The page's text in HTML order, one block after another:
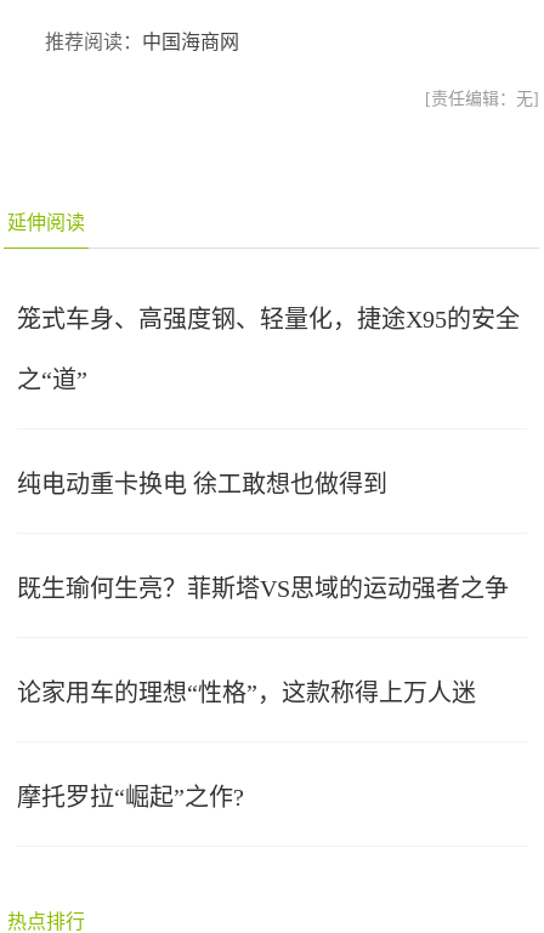
推荐阅读： 中国海商网
[责任编辑：无]
延伸阅读
笼式车身、高强度钢、轻量化，捷途X95的安全
之“道”
纯电动重卡换电 徐工敢想也做得到
既生瑜何生亮？菲斯塔VS思域的运动强者之争
论家用车的理想“性格”，这款称得上万人迷
摩托罗拉“崛起”之作?
热点排行